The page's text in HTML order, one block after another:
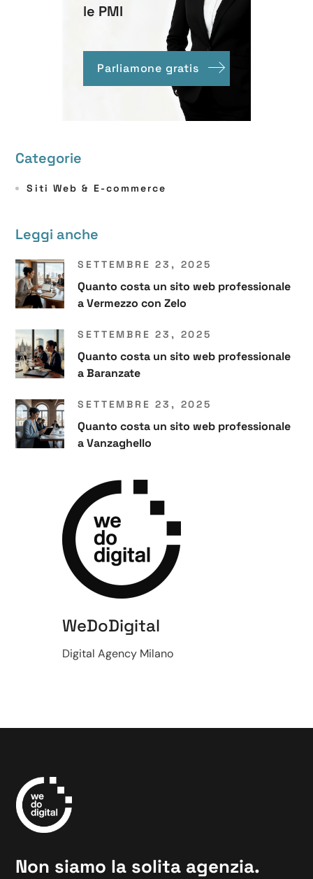
le PMI
Parliamone gratis
Categorie
Siti Web & E-commerce
Leggi anche
SETTEMBRE 23, 2025
Quanto costa un sito web professionale
a Vermezzo con Zelo
SETTEMBRE 23, 2025
Quanto costa un sito web professionale
a Baranzate
SETTEMBRE 23, 2025
Quanto costa un sito web professionale
a Vanzaghello
WeDoDigital
Digital Agency Milano
Non siamo la solita agenzia.